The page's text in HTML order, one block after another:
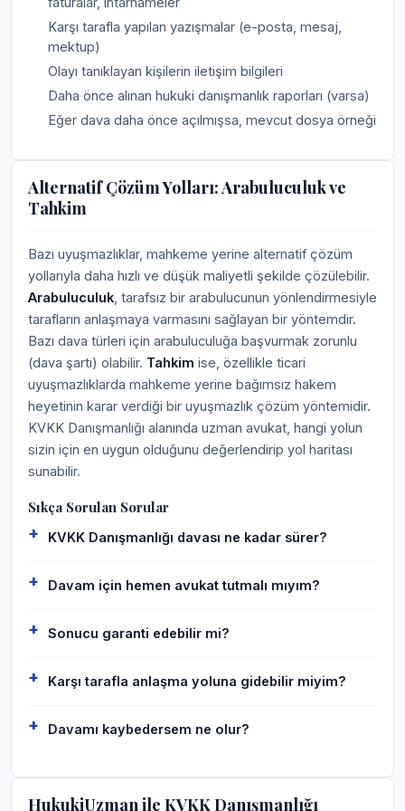
Karşı tarafla yapılan yazışmalar (e-posta, mesaj,
mektup)
Olayı tanıklayan kişilerin iletişim bilgileri
Daha önce alınan hukuki danışmanlık raporları (varsa)
Eğer dava daha önce açılmışsa, mevcut dosya örneği
Alternatif Çözüm Yolları: Arabuluculuk ve
Tahkim
Bazı uyuşmazlıklar, mahkeme yerine alternatif çözüm
yollarıyla daha hızlı ve düşük maliyetli şekilde çözülebilir.
Arabuluculuk , tarafsız bir arabulucunun yönlendirmesiyle
tarafların anlaşmaya varmasını sağlayan bir yöntemdir.
Bazı dava türleri için arabuluculuğa başvurmak zorunlu
(dava şartı) olabilir. Tahkim ise, özellikle ticari
uyuşmazlıklarda mahkeme yerine bağımsız hakem
heyetinin karar verdiği bir uyuşmazlık çözüm yöntemidir.
KVKK Danışmanlığı alanında uzman avukat, hangi yolun
sizin için en uygun olduğunu değerlendirip yol haritası
sunabilir.
Sıkça Sorulan Sorular
KVKK Danışmanlığı davası ne kadar sürer?
Davam için hemen avukat tutmalı mıyım?
Sonucu garanti edebilir mi?
Karşı tarafla anlaşma yoluna gidebilir miyim?
Davamı kaybedersem ne olur?
HukukiUzman ile KVKK Danışmanlığı